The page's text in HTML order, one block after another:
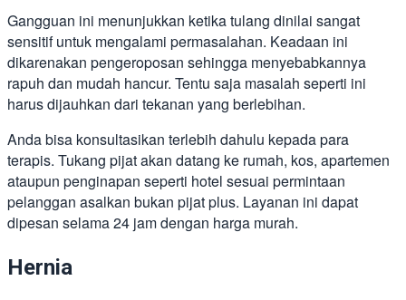
Gangguan ini menunjukkan ketika tulang dinilai sangat
sensitif untuk mengalami permasalahan. Keadaan ini
dikarenakan pengeroposan sehingga menyebabkannya
rapuh dan mudah hancur. Tentu saja masalah seperti ini
harus dijauhkan dari tekanan yang berlebihan.
Anda bisa konsultasikan terlebih dahulu kepada para
terapis. Tukang pijat akan datang ke rumah, kos, apartemen
ataupun penginapan seperti hotel sesuai permintaan
pelanggan asalkan bukan pijat plus. Layanan ini dapat
dipesan selama 24 jam dengan harga murah.
Hernia